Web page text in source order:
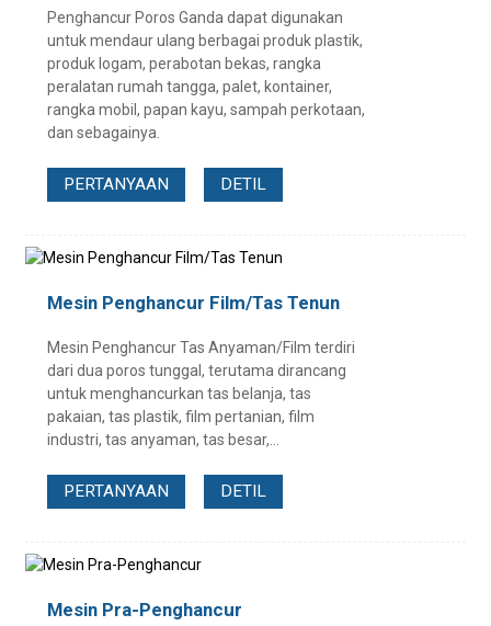
Penghancur Poros Ganda dapat digunakan
untuk mendaur ulang berbagai produk plastik,
produk logam, perabotan bekas, rangka
peralatan rumah tangga, palet, kontainer,
rangka mobil, papan kayu, sampah perkotaan,
dan sebagainya.
PERTANYAAN DETIL
Mesin Penghancur Film/Tas Tenun
Mesin Penghancur Tas Anyaman/Film terdiri
dari dua poros tunggal, terutama dirancang
untuk menghancurkan tas belanja, tas
pakaian, tas plastik, film pertanian, film
industri, tas anyaman, tas besar,...
PERTANYAAN DETIL
Mesin Pra-Penghancur